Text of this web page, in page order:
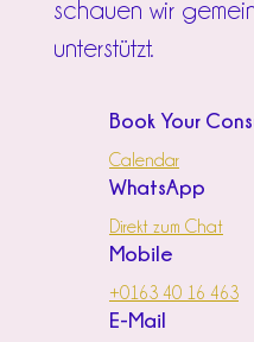
schauen wir
unterstützt.
Book Your
Calendar
WhatsApp
Direkt zum Chat
Mobile
+0163 40 16 463
E-Mail